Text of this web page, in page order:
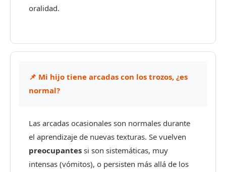
oralidad.
📌 Mi hijo tiene arcadas con los trozos, ¿es
normal?
Las arcadas ocasionales son normales durante
el aprendizaje de nuevas texturas. Se vuelven
preocupantes si son sistemáticas, muy
intensas (vómitos), o persisten más allá de los